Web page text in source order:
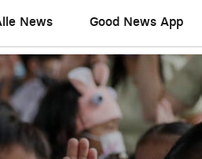
News Good News App